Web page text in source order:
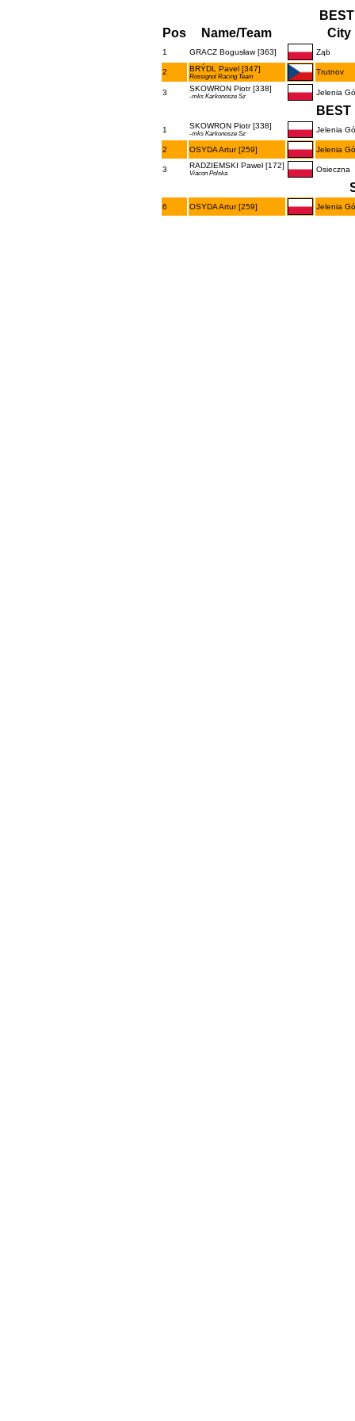
Pos
Name/Team City
1 GRACZ Bogusław [363] Ząb
2 BRÝDL Pavel [347]
Rossignol Racing Team
Trutnov
3 SKOWRON Piotr [338]
-mks Karkonosze Sz Jelenia
BEST
1 SKOWRON Piotr [338]
-mks Karkonosze Sz Jelenia
2 OSYDA Artur [259] Jelenia
3 RADZIEMSKI Paweł [172]
Viacon Polska Osieczna
6 OSYDA Artur [259] Jelenia